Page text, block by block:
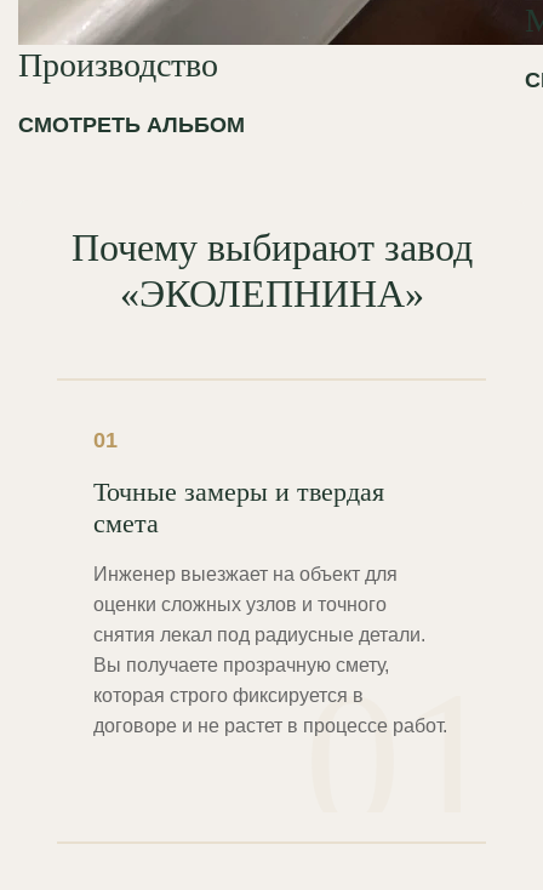
Производство
СМОТРЕТЬ АЛЬБОМ
Почему выбирают завод
«ЭКОЛЕПНИНА»
01
01
Точные замеры и твердая
смета
Инженер выезжает на объект для
оценки сложных узлов и точного
снятия лекал под радиусные детали.
Вы получаете прозрачную смету,
которая строго фиксируется в
договоре и не растет в процессе работ.